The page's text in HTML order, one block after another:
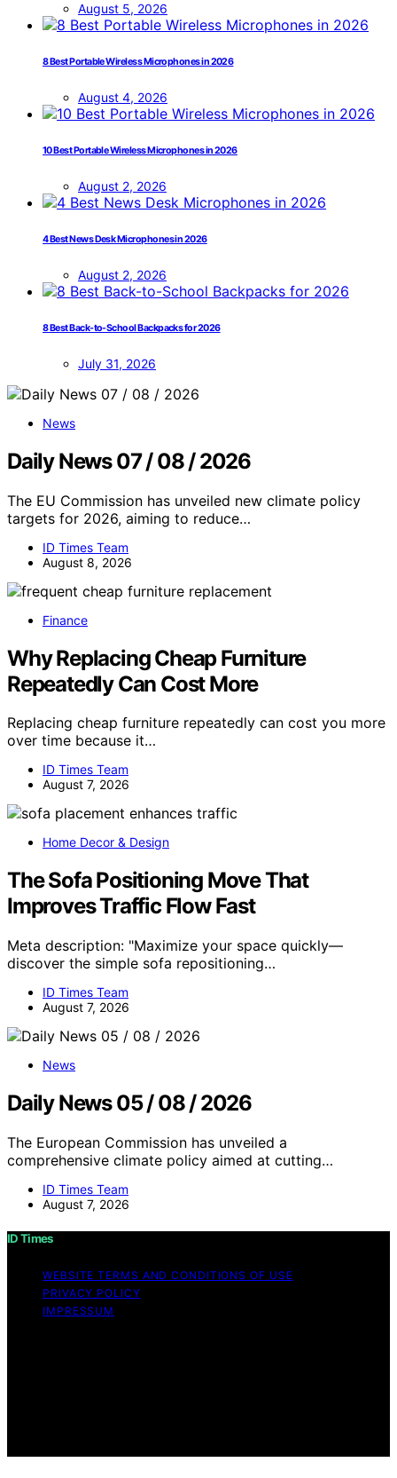
August 5, 2026
8 Best Portable Wireless Microphones in 2026
August 4, 2026
10 Best Portable Wireless Microphones in 2026
August 2, 2026
4 Best News Desk Microphones in 2026
August 2, 2026
8 Best Back-to-School Backpacks for 2026
July 31, 2026
News
Daily News 07 / 08 / 2026
The EU Commission has unveiled new climate policy
targets for 2026, aiming to reduce…
ID Times Team
August 8, 2026
Finance
Why Replacing Cheap Furniture
Repeatedly Can Cost More
Replacing cheap furniture repeatedly can cost you more
over time because it…
ID Times Team
August 7, 2026
Home Decor & Design
The Sofa Positioning Move That
Improves Traffic Flow Fast
Meta description: "Maximize your space quickly—
discover the simple sofa repositioning…
ID Times Team
August 7, 2026
News
Daily News 05 / 08 / 2026
The European Commission has unveiled a
comprehensive climate policy aimed at cutting…
ID Times Team
August 7, 2026
ID Times
WEBSITE TERMS AND CONDITIONS OF USE
PRIVACY POLICY
IMPRESSUM